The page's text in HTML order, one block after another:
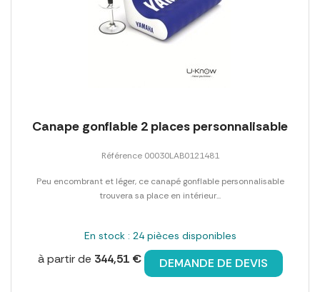
Canape gonflable 2 places personnalisable
Référence 00030LAB0121481
Peu encombrant et léger, ce canapé gonflable personnalisable
trouvera sa place en intérieur...
En stock : 24 pièces disponibles
à partir de 344,51 € DEMANDE DE DEVIS